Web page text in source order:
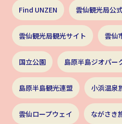
Find UNZEN 雲仙観光局公
雲仙観光局観光サイト 雲仙
国立公園 島原半島ジオパー
島原半島観光連盟 小浜温泉
雲仙ロープウェイ ながさき